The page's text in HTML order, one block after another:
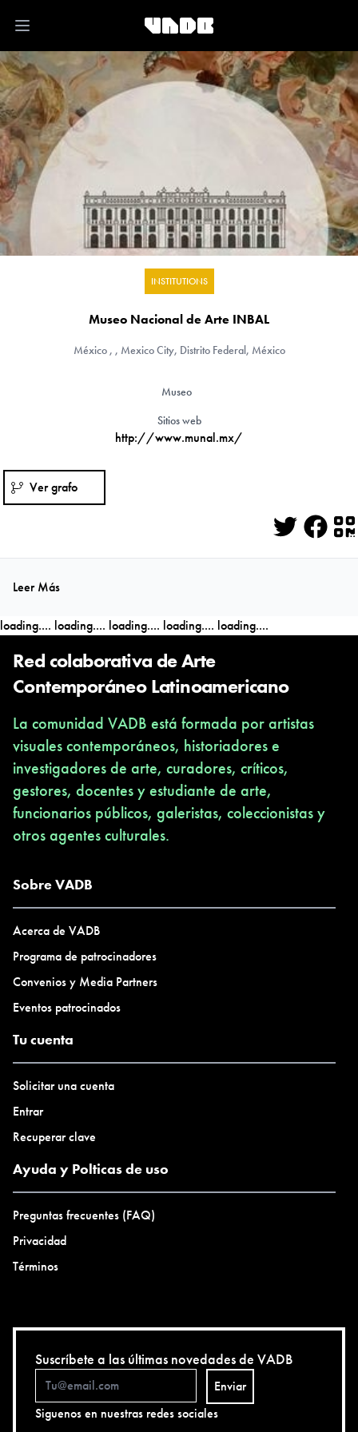
Open main menu
INSTITUTIONS
Museo Nacional de Arte INBAL
México, , Mexico City, Distrito Federal, México
Museo
Sitios web
http://www.munal.mx/
Ver grafo
Twitter
Leer Más
loading.... loading.... loading.... loading.... loading....
Red colaborativa de Arte
Contemporáneo Latinoamericano
La comunidad VADB está formada por artistas
visuales contemporáneos, historiadores e
investigadores de arte, curadores, críticos,
gestores, docentes y estudiante de arte,
funcionarios públicos, galeristas, coleccionistas y
otros agentes culturales.
Sobre VADB
Acerca de VADB
Programa de patrocinadores
Convenios y Media Partners
Eventos patrocinados
Tu cuenta
Solicitar una cuenta
Entrar
Recuperar clave
Ayuda y Polticas de uso
Preguntas frecuentes (FAQ)
Privacidad
Términos
Suscríbete a las últimas novedades de VADB
Enviar
Siguenos en nuestras redes sociales